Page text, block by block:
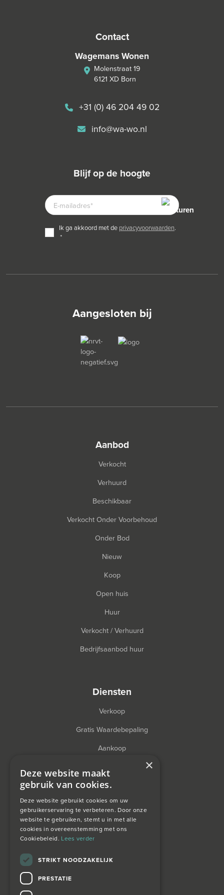
contact
Wagemans Wonen
Molenstraat 19
6121 XD Born
+31 (0) 46 204 49 02
info@wa-wo.nl
blijf op de hoogte
E-
MAILADRES
TOESTEMMING
*
ik ga akkoord met de privacyvoorwaarden.
*
Aangesloten bij
aanbod
Verkocht
Verhuurd
Beschikbaar
Verkocht Onder Voorbehoud
Onder Bod
Nieuw
Koop
Open huis
Huur
Verkocht / Verhuurd
Bedrijfsaanbod huur
diensten
Verkoop
Gratis Waardebepaling
Aankoop
Taxatie
over ons
×
Deze website maakt
gebruik van cookies.
Deze website gebruikt cookies om uw
gebruikerservaring te verbeteren. Door onze
website te gebruiken, stemt u in met alle
cookies in overeenstemming met ons
Cookiebeleid. Lees verder
STRIKT NOODZAKELIJK
PRESTATIE